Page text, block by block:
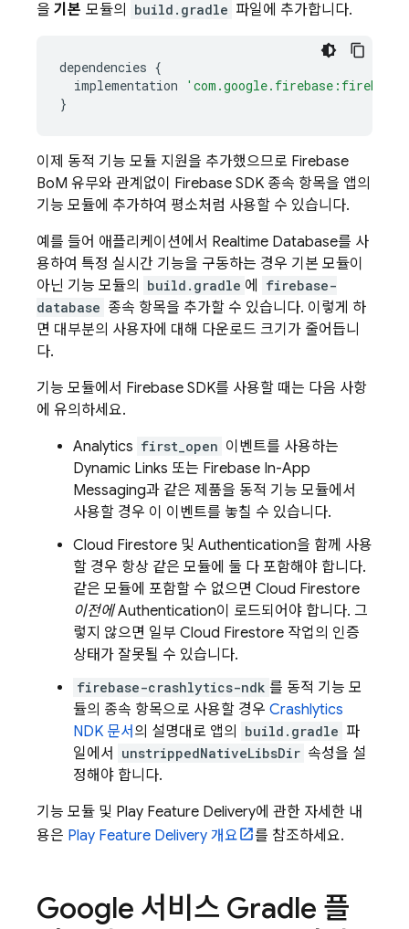
을 기본 모듈의 build.gradle 파일에 추가합니다.
dependencies {
implementation
'com.google.firebase:firebase-
}
이제 동적 기능 모듈 지원을 추가했으므로 Firebase
BoM 유무와 관계없이 Firebase SDK 종속 항목을 앱의
기능 모듈에 추가하여 평소처럼 사용할 수 있습니다.
예를 들어 애플리케이션에서 Realtime Database를 사
용하여 특정 실시간 기능을 구동하는 경우 기본 모듈이
아닌 기능 모듈의
build.gradle 에
firebase-
database 종속 항목을 추가할 수 있습니다. 이렇게 하
면 대부분의 사용자에 대해 다운로드 크기가 줄어듭니
다.
기능 모듈에서 Firebase SDK를 사용할 때는 다음 사항
에 유의하세요.
Analytics first_open 이벤트를 사용하는
Dynamic Links 또는 Firebase In-App
Messaging과 같은 제품을 동적 기능 모듈에서
사용할 경우 이 이벤트를 놓칠 수 있습니다.
Cloud Firestore 및 Authentication을 함께 사용
할 경우 항상 같은 모듈에 둘 다 포함해야 합니다.
같은 모듈에 포함할 수 없으면 Cloud Firestore
이전에 Authentication이 로드되어야 합니다. 그
렇지 않으면 일부 Cloud Firestore 작업의 인증
상태가 잘못될 수 있습니다.
firebase-crashlytics-ndk 를 동적 기능 모
듈의 종속 항목으로 사용할 경우 Crashlytics
NDK 문서 의 설명대로 앱의 build.gradle 파
일에서
unstrippedNativeLibsDir 속성을 설
정해야 합니다.
기능 모듈 및 Play Feature Delivery에 관한 자세한 내
용은 Play Feature Delivery 개요 를 참조하세요.
Google 서비스 Gradle 플